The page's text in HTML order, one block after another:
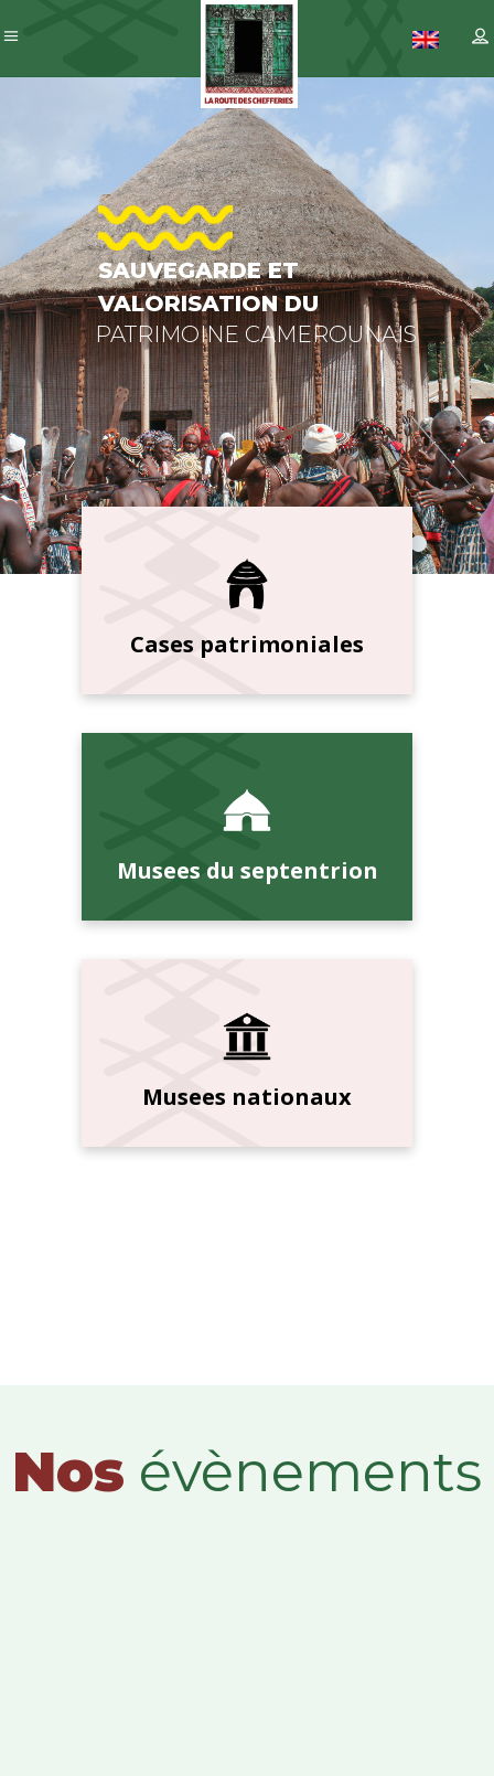
SAUVEGARDE
ET
VALORISATION
DU
Cases patrimoniales
Musees du septentrion
Musees nationaux
Nos évènements